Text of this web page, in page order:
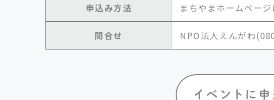
申込み方法 まちやまホームペー
問合せ NPO法人えんがわ